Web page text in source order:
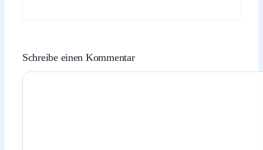
Schreibe einen Kommentar
Kommentar